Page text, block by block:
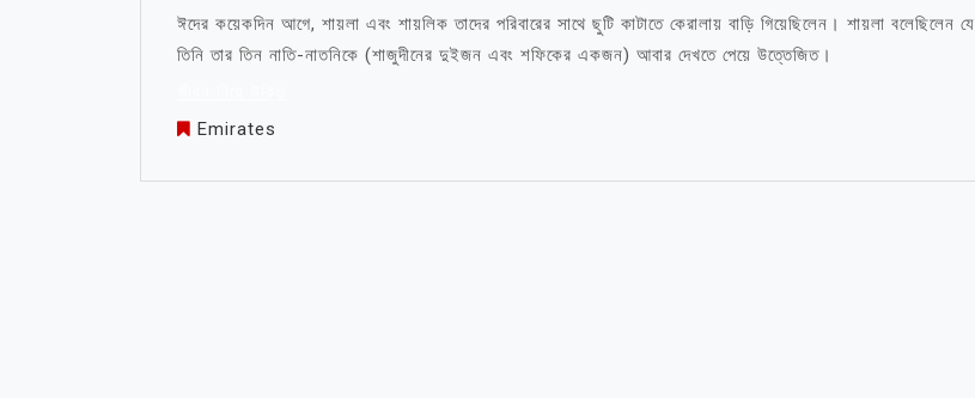
ঈদের কয়েকদিন আগে, শায়লা এবং শায়লিক তাদের পরিবারের সাথে ছুটি কাটাতে কেরালায় বাড়ি গিয়েছিলেন। শায়লা বলেছিলেন যে
তিনি তার তিন নাতি-নাতনিকে (শাজুদীনের দুইজন এবং শফিকের একজন) আবার দেখতে পেয়ে উত্তেজিত।
Emirates